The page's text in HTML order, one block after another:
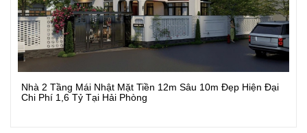
Xem Chi Tiết
Nhà 2 Tầng Mái Nhật Mặt Tiền 12m Sâu 10m Đẹp Hiện Đại
Chi Phí 1,6 Tỷ Tại Hải Phòng